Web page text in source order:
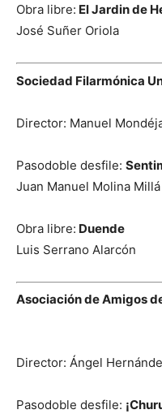
Obra libre: El Jardin de
José Suñer Oriola
Sociedad Filarmónica
Director: Manuel
Pasodoble desfile:
Juan Manuel Molina Millá
Obra libre: Duende
Luis Serrano Alarcón
Asociación de Amigos
Director: Ángel
Pasodoble desfile: